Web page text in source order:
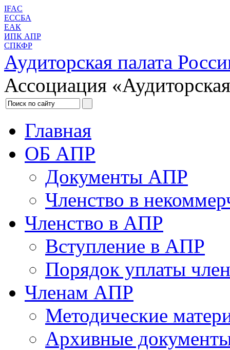
IFAC
ЕССБА
ЕАК
ИПК АПР
СПКФР
Аудиторская палата
Ассоциация
Главная
ОБ АПР
Документы АПР
Членство в
Членство в АПР
Вступление в АПР
Порядок уплаты
Членам АПР
Методические
Архивные